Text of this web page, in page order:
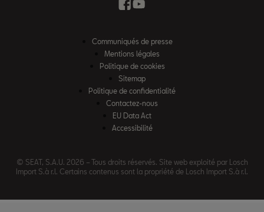
Campagne Diesel EA189
Inspection & maintenance
FAQs
Communiqués de presse
Mentions légales
Politique de cookies
Sitemap
Politique de confidentialité
Contactez-nous
EU Data Act
Accessibilité
© SEAT, S.A.U. 2026 – Tous droits réservés. Site web exploité par Losch
Import S.à r.l. Certains contenus sont la propriété de Losch Import S.à r.l.